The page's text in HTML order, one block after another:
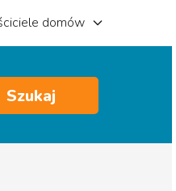
domów
Szukaj